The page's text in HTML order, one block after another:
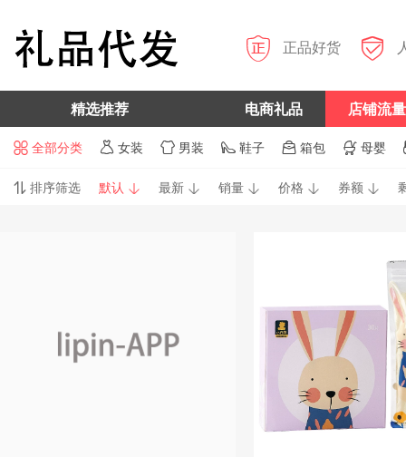
 正品好货 
精选推荐 电商礼品 店铺流量
 全部分类  女装  男装  鞋子  箱包  母婴
 排序筛选 默认  最新  销量  价格  券额 